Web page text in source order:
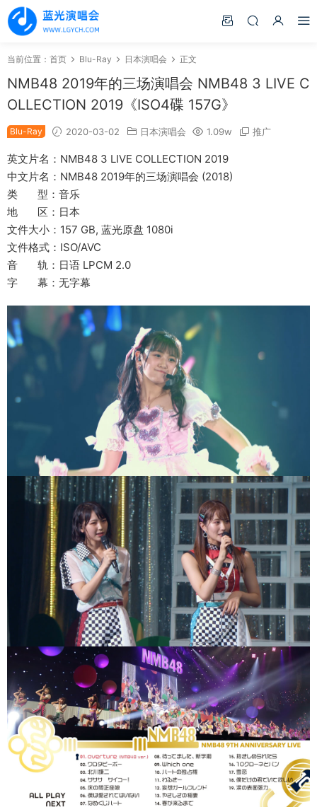
当前位置： 首页 Blu-Ray 日本演唱会 正文
NMB48 2019年的三场演唱会 NMB48 3 LIVE C
OLLECTION 2019《ISO4碟 157G》
Blu-Ray 2020-03-02 日本演唱会 1.09w 推广
英文片名：NMB48 3 LIVE COLLECTION 2019
中文片名：NMB48 2019年的三场演唱会 (2018)
类 型：音乐
地 区：日本
文件大小：157 GB, 蓝光原盘 1080i
文件格式：ISO/AVC
音 轨：日语 LPCM 2.0
字 幕：无字幕